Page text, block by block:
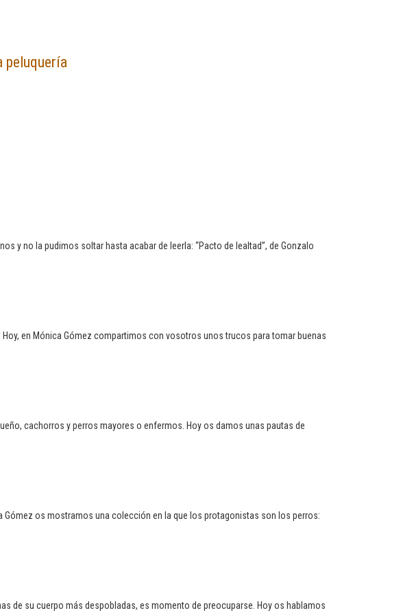
peluquería
y no la pudimos soltar hasta acabar de leerla: “Pacto de lealtad”, de Gonzalo
en Mónica Gómez compartimos con vosotros unos trucos para tomar buenas
cachorros y perros mayores o enfermos. Hoy os damos unas pautas de
os mostramos una colección en la que los protagonistas son los perros:
de su cuerpo más despobladas, es momento de preocuparse. Hoy os hablamos